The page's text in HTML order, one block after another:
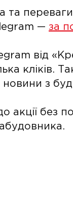
та
— за
від
кліків.
новини з
акції без